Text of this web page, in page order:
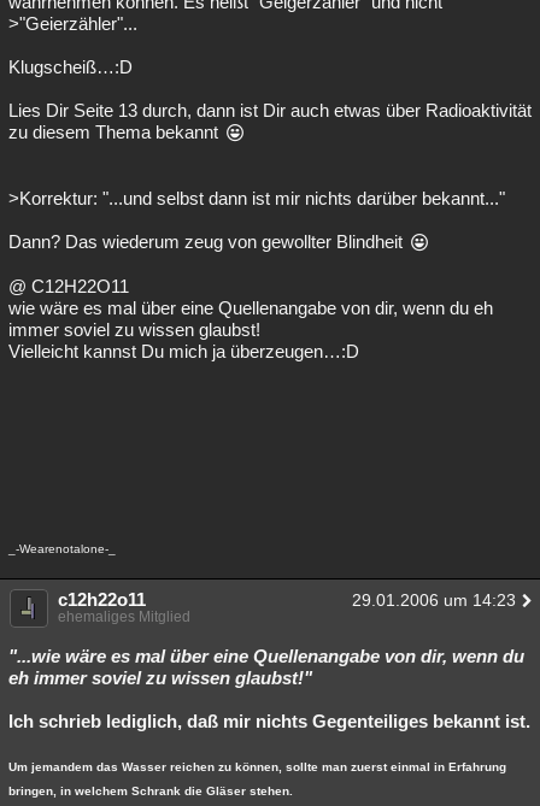
>"Geierzähler"...
Klugscheiß…:D
Lies Dir Seite 13 durch, dann ist Dir auch etwas über Radioaktivität
zu diesem Thema bekannt
>Korrektur: "...und selbst dann ist mir nichts darüber bekannt..."
Dann? Das wiederum zeug von gewollter Blindheit
@ C12H22O11
wie wäre es mal über eine Quellenangabe von dir, wenn du eh
immer soviel zu wissen glaubst!
Vielleicht kannst Du mich ja überzeugen…:D
_-Wearenotalone-_
c12h22o11 29.01.2006 um 14:23
ehemaliges Mitglied
"...wie wäre es mal über eine Quellenangabe von dir, wenn du
eh immer soviel zu wissen glaubst!"
Ich schrieb lediglich, daß mir nichts Gegenteiliges bekannt ist.
Um jemandem das Wasser reichen zu können, sollte man zuerst einmal in Erfahrung
bringen, in welchem Schrank die Gläser stehen.